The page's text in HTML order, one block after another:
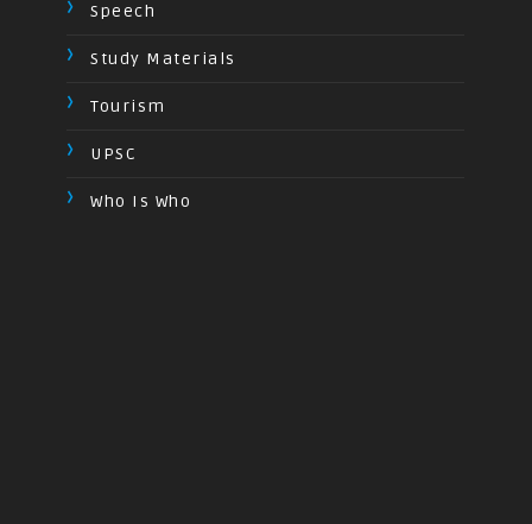
Speech
Study Materials
Tourism
UPSC
Who Is Who